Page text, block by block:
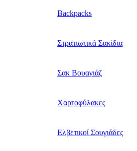
Backpacks
Στρατιωτικά Σακίδια
Σακ Βουαγιάζ
Χαρτοφύλακες
Ελβετικοί Σουγιάδες